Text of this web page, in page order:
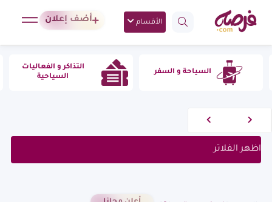
الأقسام أضف إعلان
و السفر
التذاكر و الفعاليات
السياحية
اظهر الفلاتر